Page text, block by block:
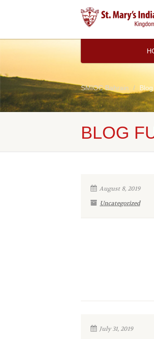
SMIOC Bahrain
BLOG
August 8, 2019
Uncategorized
July 31, 2019